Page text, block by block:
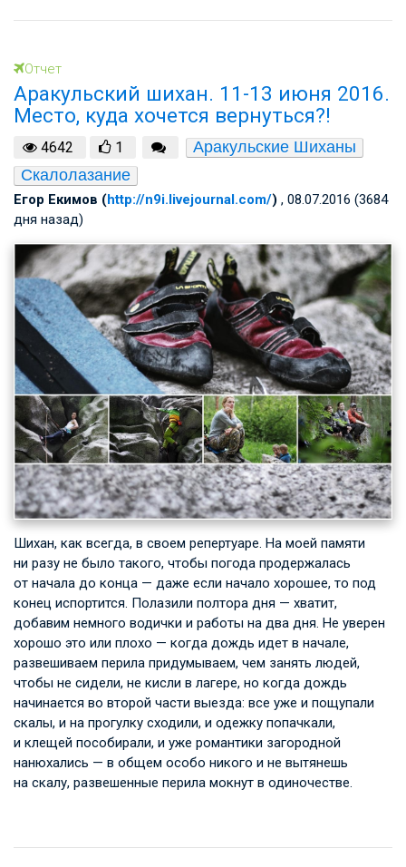
Отчет
Аракульский шихан. 11-13 июня 2016.
Место, куда хочется вернуться?!
4642 1
Аракульские Шиханы
Скалолазание
Егор Екимов (http://n9i.livejournal.com/) , 08.07.2016 (3684
дня назад)
Шихан, как всегда, в своем репертуаре. На моей памяти
ни разу не было такого, чтобы погода продержалась
от начала до конца — даже если начало хорошее, то под
конец испортится. Полазили полтора дня — хватит,
добавим немного водички и работы на два дня. Не уверен
хорошо это или плохо — когда дождь идет в начале,
развешиваем перила придумываем, чем занять людей,
чтобы не сидели, не кисли в лагере, но когда дождь
начинается во второй части выезда: все уже и пощупали
скалы, и на прогулку сходили, и одежку попачкали,
и клещей пособирали, и уже романтики загородной
нанюхались — в общем особо никого и не вытянешь
на скалу, развешенные перила мокнут в одиночестве.